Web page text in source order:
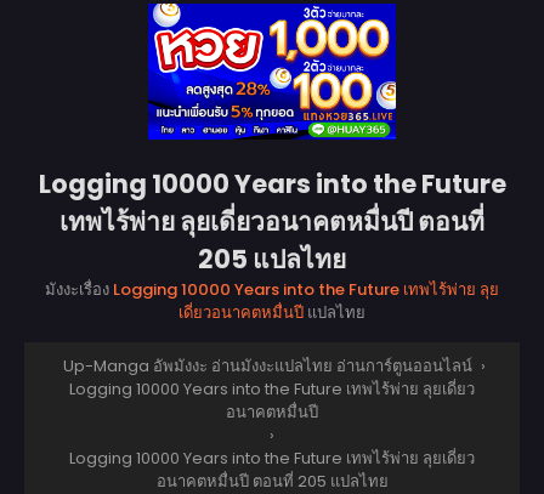
Logging 10000 Years into the Future
เทพไร้พ่าย ลุยเดี่ยวอนาคตหมื่นปี ตอนที่
205 แปลไทย
มังงะเรื่อง Logging 10000 Years into the Future เทพไร้พ่าย ลุย
เดี่ยวอนาคตหมื่นปี แปลไทย
Up-Manga อัพมังงะ อ่านมังงะแปลไทย อ่านการ์ตูนออนไลน์ ›
Logging 10000 Years into the Future เทพไร้พ่าย ลุยเดี่ยว
อนาคตหมื่นปี
›
Logging 10000 Years into the Future เทพไร้พ่าย ลุยเดี่ยว
อนาคตหมื่นปี ตอนที่ 205 แปลไทย